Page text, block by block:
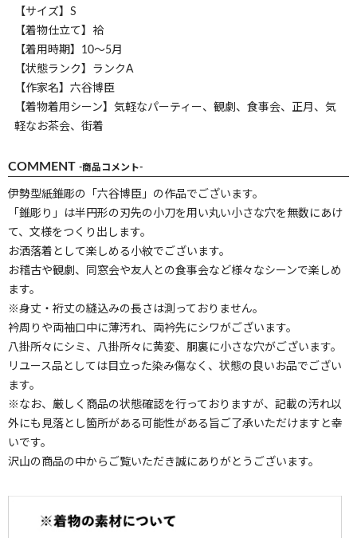
【サイズ】S
【着物仕立て】袷
【着用時期】10～5月
【状態ランク】ランクA
【作家名】六谷博臣
【着物着用シーン】気軽なパーティー、観劇、食事会、正月、気
軽なお茶会、街着
COMMENT -商品コメント-
伊勢型紙錐彫の「六谷博臣」の作品でございます。
「錐彫り」は半円形の刃先の小刀を用い丸い小さな穴を無数にあけ
て、文様をつくり出します。
お洒落着として楽しめる小紋でございます。
お稽古や観劇、同窓会や友人との食事会など様々なシーンで楽しめ
ます。
※身丈・裄丈の縫込みの長さは測っておりません。
衿周りや両袖口中に薄汚れ、両衿先にシワがございます。
八掛所々にシミ、八掛所々に黄変、胴裏に小さな穴がございます。
リユース品としては目立った染み傷なく、状態の良いお品でござい
ます。
※なお、厳しく商品の状態確認を行っておりますが、記載の汚れ以
外にも見落とし箇所がある可能性がある旨ご了承いただけますと幸
いです。
沢山の商品の中からご覧いただき誠にありがとうございます。